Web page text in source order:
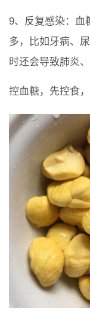
9、反复感染：血
多，比如牙病、
时还会导致肺炎
控血糖，先控食